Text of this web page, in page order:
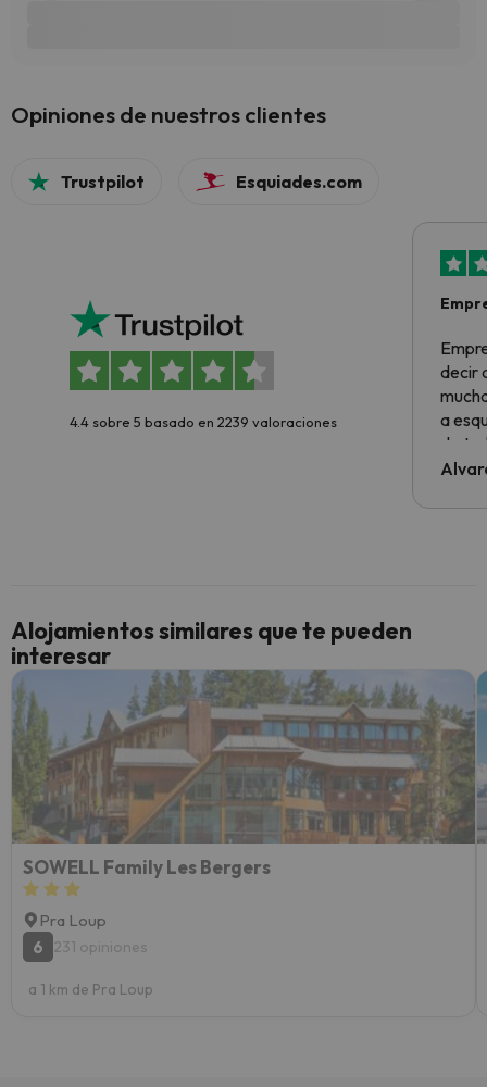
Opiniones de nuestros clientes
Trustpilot Esquiades.com
4.4 sobre 5 basado en 2239 valoraciones
decir
a
de
al
culpa
yo.
Alojamientos similares que te pueden
interesar
SOWELL Family Les Bergers
Pra Loup
6
231 opiniones
a 1 km de Pra Loup